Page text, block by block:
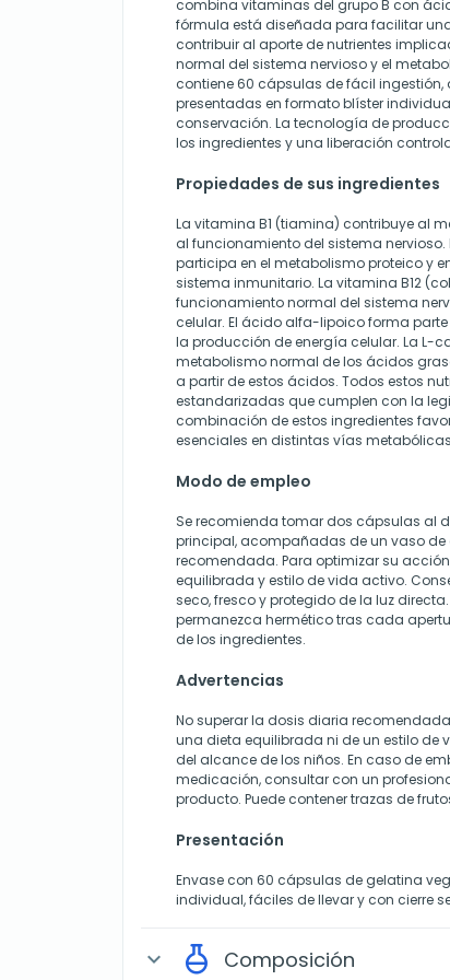
combina vitaminas del grupo B con
fórmula está diseñada para facilitar
contribuir al aporte de nutrientes
normal del sistema nervioso y el
contiene 60 cápsulas de fácil
presentadas en formato blíster
conservación. La tecnología de
los ingredientes y una liberación
Propiedades de sus ingredientes
La vitamina B1 (tiamina) contribuye al
al funcionamiento del sistema
participa en el metabolismo proteico y
sistema inmunitario. La vitamina B12
funcionamiento normal del sistema
celular. El ácido alfa-lipoico forma
la producción de energía celular. La L-
metabolismo normal de los ácidos
a partir de estos ácidos. Todos estos
estandarizadas que cumplen con la
combinación de estos ingredientes
esenciales en distintas vías
Modo de empleo
Se recomienda tomar dos cápsulas al
principal, acompañadas de un vaso de
recomendada. Para optimizar su
equilibrada y estilo de vida activo.
seco, fresco y protegido de la luz
permanezca hermético tras cada
de los ingredientes.
Advertencias
No superar la dosis diaria
una dieta equilibrada ni de un estilo de
del alcance de los niños. En caso de
medicación, consultar con un
producto. Puede contener trazas de
Presentación
Envase con 60 cápsulas de gelatina
individual, fáciles de llevar y con cierre
expand_more Composición